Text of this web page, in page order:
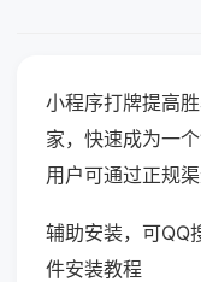
小程序打牌提高
家，快速成为一
用户可通过正规渠
辅助安装，可
件安装教程